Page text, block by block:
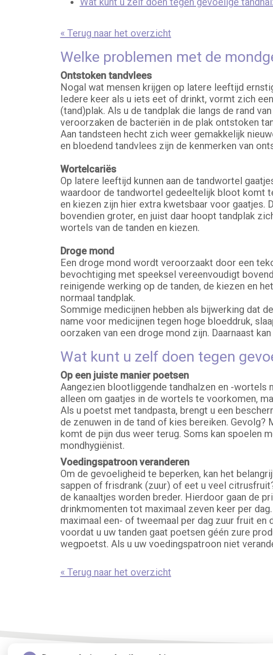
« Terug naar het overzicht
Welke problemen met de
Ontstoken tandvlees
Nogal wat mensen krijgen op latere leeftijd
Iedere keer als u iets eet of drinkt, vormt zich
(tand)plak. Als u de tandplak die langs de rand
veroorzaken de bacteriën in de plak ontstoken
Aan tandsteen hecht zich weer gemakkelijk
en bloedend tandvlees zijn de kenmerken van
Wortelcariës
Op latere leeftijd kunnen aan de tandwortel
waardoor de tandwortel gedeeltelijk bloot komt
en kiezen zijn hier extra kwetsbaar voor
bovendien groter, en juist daar hoopt tandplak
wortels van de tanden en kiezen.
Droge mond
Een droge mond wordt veroorzaakt door een
bevochtiging met speeksel vereenvoudigt
reinigende werking op de tanden, de kiezen en
normaal tandplak.
Sommige medicijnen hebben als bijwerking dat
name voor medicijnen tegen hoge bloeddruk,
oorzaken van een droge mond zijn. Daarnaast
Wat kunt u zelf doen tegen
Op een juiste manier poetsen
Aangezien blootliggende tandhalzen en -wortels
alleen om gaatjes in de wortels te voorkomen,
Als u poetst met tandpasta, brengt u een
de zenuwen in de tand of kies bereiken.
komt de pijn dus weer terug. Soms kan spoelen
mondhygiënist.
Voedingspatroon veranderen
Om de gevoeligheid te beperken, kan het
sappen of frisdrank (zuur) of eet u veel
de kanaaltjes worden breder. Hierdoor gaan de
drinkmomenten tot maximaal zeven keer per
maximaal een- of tweemaal per dag zuur fruit en
voordat u uw tanden gaat poetsen géén zure
wegpoetst. Als u uw voedingspatroon niet
« Terug naar het overzicht